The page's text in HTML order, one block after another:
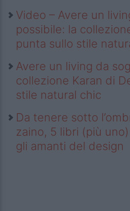
Video – Avere un
possibile: la
punta sullo stile
Avere un living da
collezione Karan di
stile natural chic
Da tenere sotto
zaino, 5 libri (più
gli amanti del design